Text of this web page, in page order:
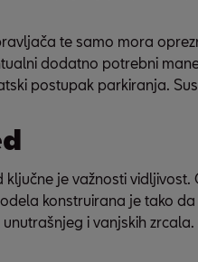
te samo mora
dodatno potrebni
ključne je važnosti
konstruirana je tako
i vanjskih